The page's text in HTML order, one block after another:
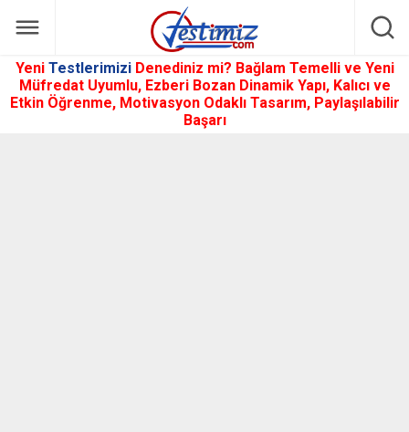
Yeni Testlerimizi Denediniz mi? Bağlam Temelli ve Yeni
Müfredat Uyumlu, Ezberi Bozan Dinamik Yapı, Kalıcı ve
Etkin Öğrenme, Motivasyon Odaklı Tasarım, Paylaşılabilir
Başarı